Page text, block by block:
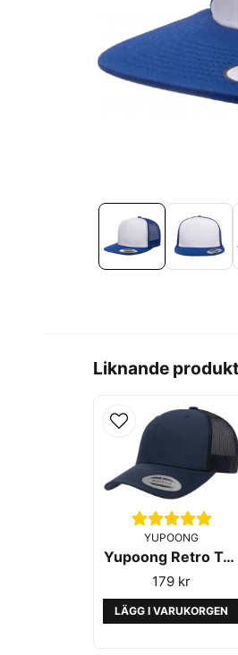
Liknande
YUPOONG
Yupoong Retro Trucker Navy
179 kr
LÄGG I VARUKORGEN